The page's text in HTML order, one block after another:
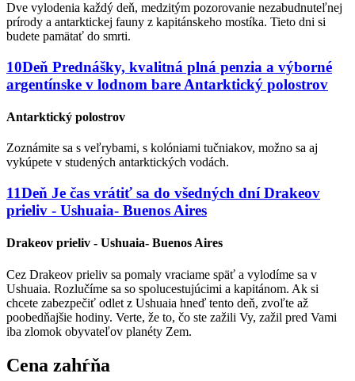
Dve vylodenia každý deň, medzitým pozorovanie nezabudnuteľnej
prírody a antarktickej fauny z kapitánskeho mostíka. Tieto dni si
budete pamätať do smrti.
10Deň Prednášky, kvalitná plná penzia a výborné
argentínske v lodnom bare Antarktický polostrov
Antarktický polostrov
Zoznámite sa s veľrybami, s kolóniami tučniakov, možno sa aj
vykúpete v studených antarktických vodách.
11Deň Je čas vrátiť sa do všedných dní Drakeov
prieliv - Ushuaia- Buenos Aires
Drakeov prieliv - Ushuaia- Buenos Aires
Cez Drakeov prieliv sa pomaly vraciame späť a vylodíme sa v
Ushuaia. Rozlučíme sa so spolucestujúcimi a kapitánom. Ak si
chcete zabezpečiť odlet z Ushuaia hneď tento deň, zvoľte až
poobedňajšie hodiny. Verte, že to, čo ste zažili Vy, zažil pred Vami
iba zlomok obyvateľov planéty Zem.
Cena zahŕňa